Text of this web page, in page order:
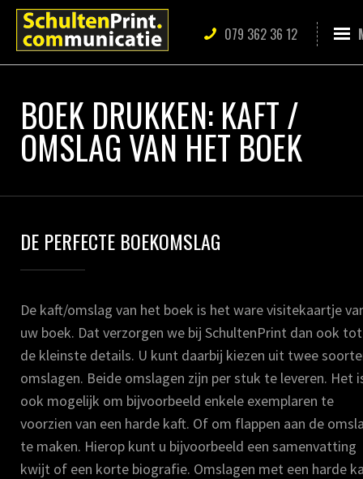
079 362 36 12
BOEK DRUKKEN: KAFT /
OMSLAG VAN HET BOEK
DE PERFECTE BOEKOMSLAG
De kaft/omslag van het boek is het ware visitekaartje
uw boek. Dat verzorgen we bij SchultenPrint dan ook
de kleinste details. U kunt daarbij kiezen uit twee
omslagen. Beide omslagen zijn per stuk te leveren. Het
ook mogelijk om bijvoorbeeld enkele exemplaren te
voorzien van een harde kaft. Of om flappen aan de
te maken. Hierop kunt u bijvoorbeeld een samenvatting
kwijt of een korte biografie. Omslagen met een harde